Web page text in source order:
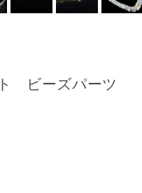
ビーズパーツ